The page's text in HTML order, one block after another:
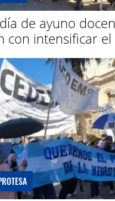
de ayuno
con intensificar